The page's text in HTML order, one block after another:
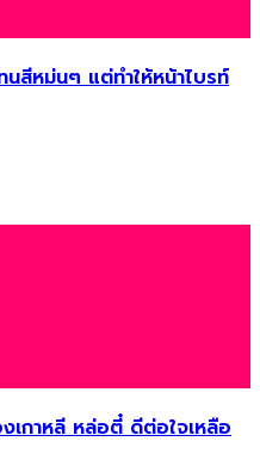
สีหม่นๆ แต่ทำให้หน้าไบรท์
เกาหลี หล่อตี๋ ดีต่อใจเหลือ